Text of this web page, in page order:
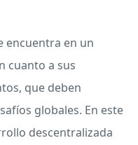
encuentra en un
cuanto a sus
que deben
globales. En este
descentralizada